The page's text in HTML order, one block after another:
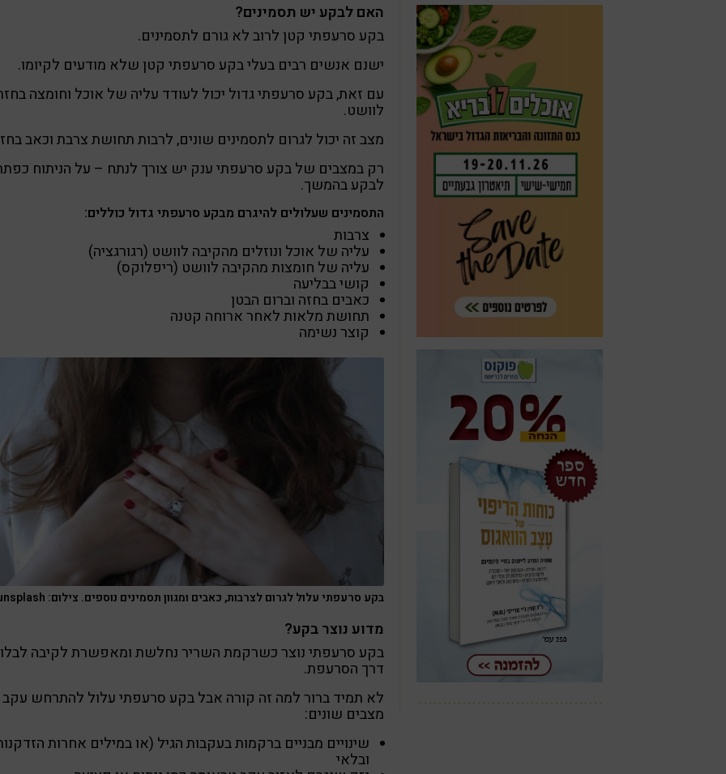
האם לבקע יש תסמינים?
בקע סרעפתי קטן לרוב לא גורם לתסמינים.
ישנם אנשים רבים בעלי בקע סרעפתי קטן שלא מודעים לקיומו.
עם זאת, בקע סרעפתי גדול יכול לעודד עליה של אוכל וחומצה
לוושט.
מצב זה יכול לגרום לתסמינים שונים, לרבות תחושת צרבת וכאב
רק במצבים של בקע סרעפתי ענק יש צורך לנתח – על הניתוח
לבקע בהמשך.
התסמינים שעלולים להיגרם מבקע סרעפתי גדול כוללים:
צרבות
עליה של אוכל ונוזלים מהקיבה לוושט (רגורגציה)
עליה של חומצות מהקיבה לוושט (ריפלוקס)
קושי בבליעה
כאבים בחזה וברום הבטן
תחושת מלאות לאחר ארוחה קטנה
קוצר נשימה
בקע סרעפתי עלול לגרום לצרבות, כאבים ומגוון תסמינים נוספים. צילום: unsplash
מדוע נוצר בקע?
בקע סרעפתי נוצר כשרקמת השריר נחלשת ומאפשרת לקיבה
דרך הסרעפת.
לא תמיד ברור למה זה קורה אבל בקע סרעפתי עלול להתרחש עקב
מצבים שונים:
שינויים מבניים ברקמות בעקבות הגיל (או במילים אחרות
ובלאי